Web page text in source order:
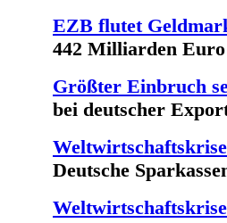
EZB flutet
442 Milliarden Euro
Größter Einbruch
bei deutscher
Deutsche